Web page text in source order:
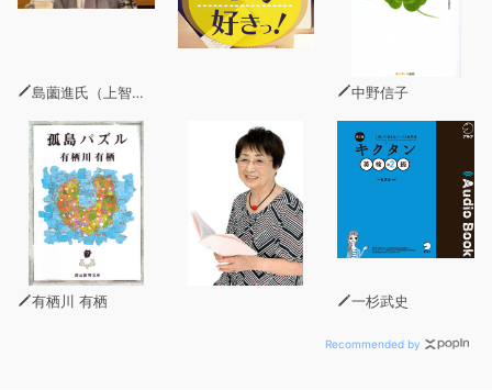
島薗進氏（上智大学グリーフケア研究所長） 中野信子
有栖川 有栖 一杉武史
Recommended by